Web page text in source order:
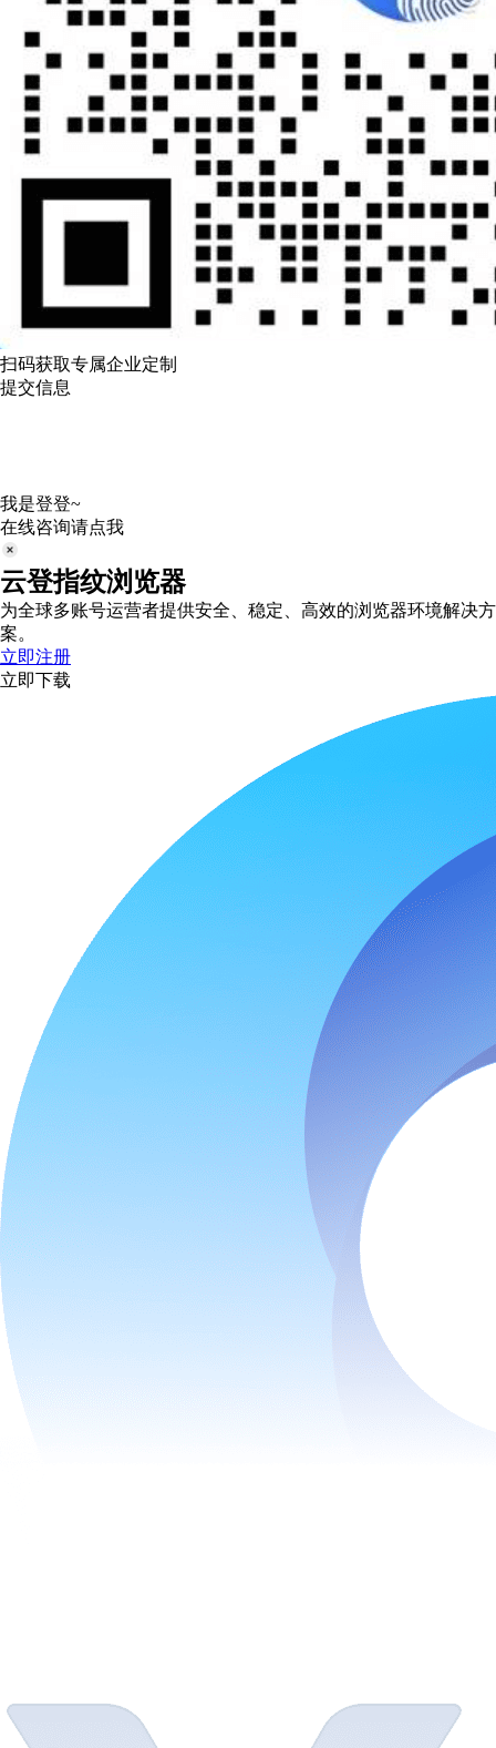
扫码获取专属企业定制
提交信息
我是登登~
在线咨询请点我
云登指纹浏览器
为全球多账号运营者提供安全、稳定、高效的浏览器环境解决方
案。
立即注册
立即下载